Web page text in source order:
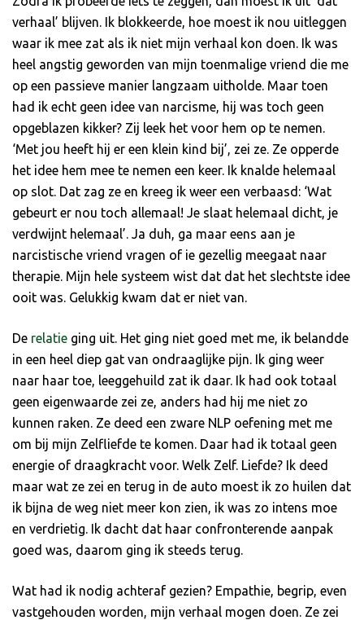
verhaal’ blijven. Ik blokkeerde, hoe moest ik nou uitleggen
waar ik mee zat als ik niet mijn verhaal kon doen. Ik was
heel angstig geworden van mijn toenmalige vriend die me
op een passieve manier langzaam uitholde. Maar toen
had ik echt geen idee van narcisme, hij was toch geen
opgeblazen kikker? Zij leek het voor hem op te nemen.
‘Met jou heeft hij er een klein kind bij’, zei ze. Ze opperde
het idee hem mee te nemen een keer. Ik knalde helemaal
op slot. Dat zag ze en kreeg ik weer een verbaasd: ‘Wat
gebeurt er nou toch allemaal! Je slaat helemaal dicht, je
verdwijnt helemaal’. Ja duh, ga maar eens aan je
narcistische vriend vragen of ie gezellig meegaat naar
therapie. Mijn hele systeem wist dat dat het slechtste idee
ooit was. Gelukkig kwam dat er niet van.
De relatie ging uit. Het ging niet goed met me, ik belandde
in een heel diep gat van ondraaglijke pijn. Ik ging weer
naar haar toe, leeggehuild zat ik daar. Ik had ook totaal
geen eigenwaarde zei ze, anders had hij me niet zo
kunnen raken. Ze deed een zware NLP oefening met me
om bij mijn Zelfliefde te komen. Daar had ik totaal geen
energie of draagkracht voor. Welk Zelf. Liefde? Ik deed
maar wat ze zei en terug in de auto moest ik zo huilen dat
ik bijna de weg niet meer kon zien, ik was zo intens moe
en verdrietig. Ik dacht dat haar confronterende aanpak
goed was, daarom ging ik steeds terug.
Wat had ik nodig achteraf gezien? Empathie, begrip, even
vastgehouden worden, mijn verhaal mogen doen. Ze zei